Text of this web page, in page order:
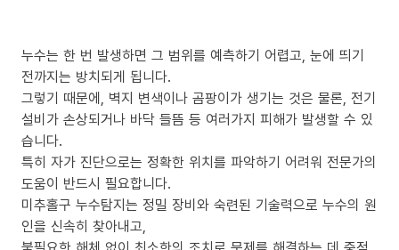
누수는 한 번 발생하면 그 범위를 예측하기 어렵고, 눈에 띄기
전까지는 방치되게 됩니다.
그렇기 때문에, 벽지 변색이나 곰팡이가 생기는 것은 물론, 전기
설비가 손상되거나 바닥 들뜸 등 여러가지 피해가 발생할 수 있
습니다.
특히 자가 진단으로는 정확한 위치를 파악하기 어려워 전문가의
도움이 반드시 필요합니다.
미추홀구 누수탐지는 정밀 장비와 숙련된 기술력으로 누수의 원
인을 신속히 찾아내고,